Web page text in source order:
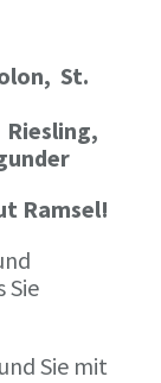
St.
Ramsel!
Sie
Sie mit